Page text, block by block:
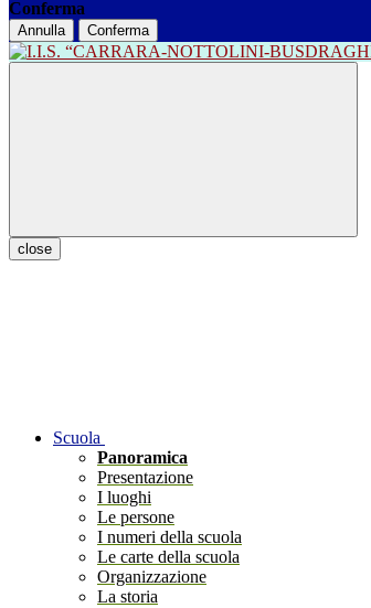
Conferma
Annulla Conferma
close
Scuola
Panoramica
Presentazione
I luoghi
Le persone
I numeri della scuola
Le carte della scuola
Organizzazione
La storia